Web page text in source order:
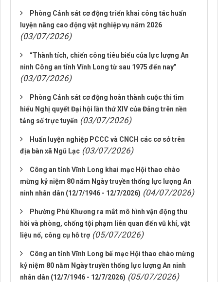
Phòng Cảnh sát cơ động triển khai công tác huấn
luyện nâng cao động vật nghiệp vụ năm 2026
(03/07/2026)
“Thành tích, chiến công tiêu biểu của lực lượng An
ninh Công an tỉnh Vĩnh Long từ sau 1975 đến nay”
(03/07/2026)
Phòng Cảnh sát cơ động hoàn thành cuộc thi tìm
hiểu Nghị quyết Đại hội lần thứ XIV của Đảng trên nền
tảng số trực tuyến (03/07/2026)
Huấn luyện nghiệp PCCC và CNCH các cơ sở trên
địa bàn xã Ngũ Lạc (03/07/2026)
Công an tỉnh Vĩnh Long khai mạc Hội thao chào
mừng kỷ niệm 80 năm Ngày truyền thống lực lượng An
ninh nhân dân (12/7/1946 - 12/7/2026) (04/07/2026)
Phường Phú Khương ra mắt mô hình vận động thu
hồi và phòng, chống tội phạm liên quan đến vũ khí, vật
liệu nổ, công cụ hỗ trợ (05/07/2026)
Công an tỉnh Vĩnh Long bế mạc Hội thao chào mừng
kỷ niệm 80 năm Ngày truyền thống lực lượng An ninh
nhân dân (12/7/1946 - 12/7/2026) (05/07/2026)